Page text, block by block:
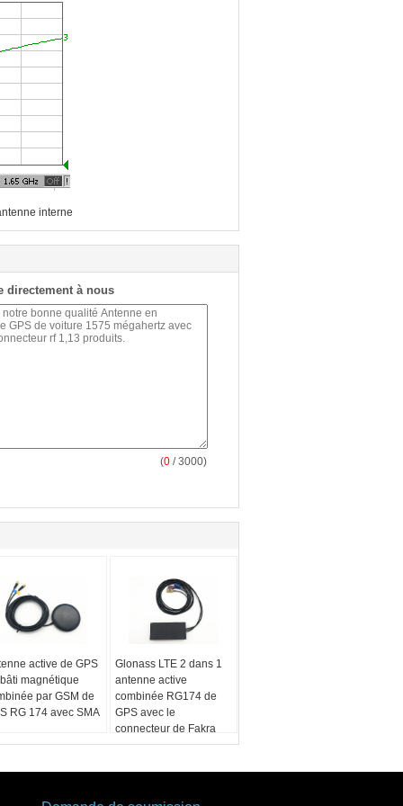
interne
directement à nous
(0 / 3000)
active de GPS
magnétique
par GSM de
RG 174 avec SMA
Glonass LTE 2 dans 1
antenne active
combinée RG174 de
GPS avec le
connecteur de Fakra